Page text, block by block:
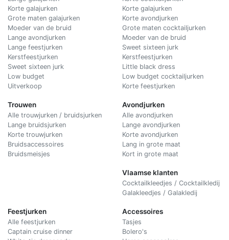
Korte galajurken
Grote maten galajurken
Moeder van de bruid
Lange avondjurken
Lange feestjurken
Kerstfeestjurken
Sweet sixteen jurk
Low budget
Uitverkoop
Trouwen
Alle trouwjurken / bruidsjurken
Lange bruidsjurken
Korte trouwjurken
Bruidsaccessoires
Bruidsmeisjes
Korte galajurken
Korte avondjurken
Grote maten cocktailjurken
Moeder van de bruid
Sweet sixteen jurk
Kerstfeestjurken
Little black dress
Low budget cocktailjurken
Korte feestjurken
Avondjurken
Alle avondjurken
Lange avondjurken
Korte avondjurken
Lang in grote maat
Kort in grote maat
Vlaamse klanten
Cocktailkleedjes / Cocktailkledij
Galakleedjes / Galakledij
Feestjurken
Alle feestjurken
Captain cruise dinner
Accessoires
Tasjes
Bolero's